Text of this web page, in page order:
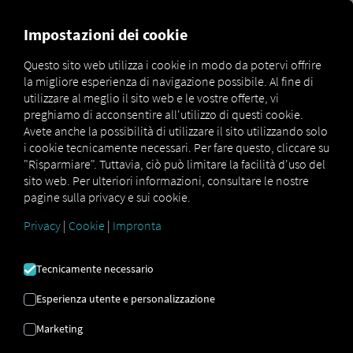
Nils Radeck
Sales Manager, Nord-West
Phone+49 175 435 52 09
Emailnils.radeck@rio.cloud
Dean Gehrke
Phone+49 152 04 96 15 73
Impostazioni dei cookie
Questo sito web utilizza i cookie in modo da potervi offrire
la migliore esperienza di navigazione possibile. Al fine di
utilizzare al meglio il sito web e le vostre offerte, vi
preghiamo di acconsentire all'utilizzo di questi cookie.
Avete anche la possibilità di utilizzare il sito utilizzando solo
i cookie tecnicamente necessari. Per fare questo, cliccare su
"Risparmiare". Tuttavia, ciò può limitare la facilità d'uso del
sito web. Per ulteriori informazioni, consultare le nostre
pagine sulla privacy e sui cookie.
Privacy | Cookie | Impronta
Tecnicamente necessario
Esperienza utente e personalizzazione
Marketing